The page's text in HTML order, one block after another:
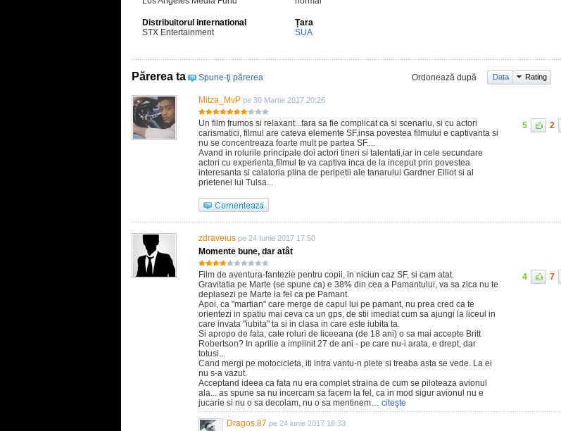
Distribuitorul international
STX Entertainment
Țara
SUA
Părerea ta Spune-ţi părerea Ordonează după Data Rating
Mitza_MvP pe 30 Martie 2017 20:26
Un film frumos si relaxant...fara sa fie complicat ca si scenariu, si cu actori
carismatici, filmul are cateva elemente SF,insa povestea filmului e captivanta si
nu se concentreaza foarte mult pe partea SF....
Avand in rolurile principale doi actori tineri si talentati,iar in cele secundare
actori cu experienta,filmul te va captiva inca de la inceput prin povestea
interesanta si calatoria plina de peripetii ale tanarului Gardner Elliot si al
prietenei lui Tulsa...
5 2
zdraveius pe 24 Iunie 2017 17:50
Momente bune, dar atât
Film de aventura-fantezie pentru copii, in niciun caz SF, si cam atat.
Gravitatia pe Marte (se spune ca) e 38% din cea a Pamantului, va sa zica nu te
deplasezi pe Marte la fel ca pe Pamant.
Apoi, ca "martian" care merge de capul lui pe pamant, nu prea cred ca te
orientezi in spatiu mai ceva ca un gps, de stii imediat cum sa ajungi la liceul in
care invata "iubita" ta si in clasa in care este iubita ta.
Si apropo de fata, cate roluri de liceeana (de 18 ani) o sa mai accepte Britt
Robertson? In aprilie a implinit 27 de ani - pe care nu-i arata, e drept, dar
totusi...
Cand mergi pe motocicleta, iti intra vantu-n plete si treaba asta se vede. La ei
nu s-a vazut.
Acceptand ideea ca fata nu era complet straina de cum se piloteaza avionul
ala... as spune sa nu incercam sa facem la fel, ca in mod sigur avionul nu e
jucarie si nu o sa decolam, nu o sa mentinem… citeşte
4 7
Dragos.87 pe 24 iunie 2017 18:33